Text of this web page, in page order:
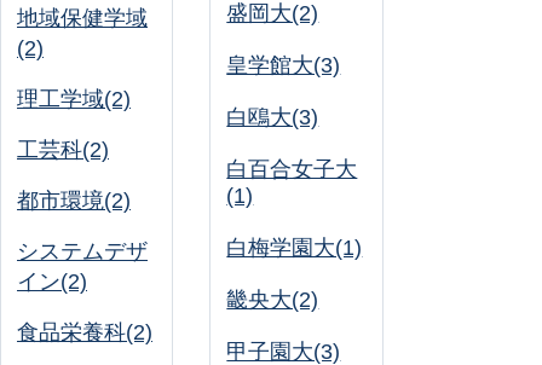
地域保健学域
(2)
理工学域(2)
工芸科(2)
都市環境(2)
システムデザ
イン(2)
食品栄養科(2)
盛岡大(2)
皇学館大(3)
白鴎大(3)
白百合女子大
(1)
白梅学園大(1)
畿央大(2)
甲子園大(3)